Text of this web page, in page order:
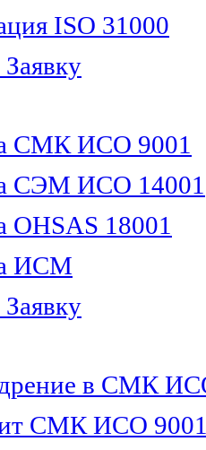
ISO 31000
СМК ИСО 9001
СЭМ ИСО 14001
OHSAS 18001
ИСМ
в СМК
СМК ИСО